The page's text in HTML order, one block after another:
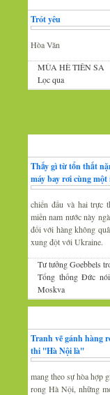
Trót yêu
Hòa Văn
MÙA HÈ TIÊN SA
Lọc qua
Thấy gì từ tổn thất
máy bay rơi cùng một
chiến đấu và hai trực
miền nam nước này
đối với hàng không
xung đột với Ukraine.
Tư tưởng Goebbels
Tổng thống Đức
Moskva
Tranh vẽ gánh hàng
thi ''Hà Nội là''
mang theo sự hòa hợp
rong Hà Nội, những